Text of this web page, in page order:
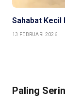
Sahabat Kecil
13 FEBRUARI 2026
Paling